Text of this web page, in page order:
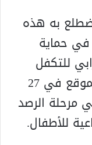
به هذه
في حماية
للتكفل
بالأطفال في وضعية هشاشة الموقع في 27
مرحلة الرصد
للأطفال.